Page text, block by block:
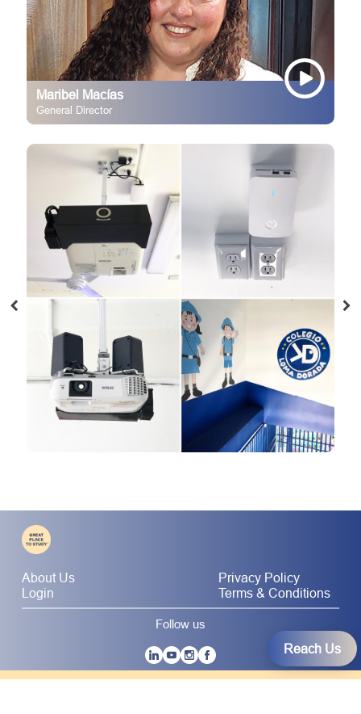
Maribel Macías
General Director
About Us
Login
Privacy Policy
Terms & Conditions
Follow us
Reach Us